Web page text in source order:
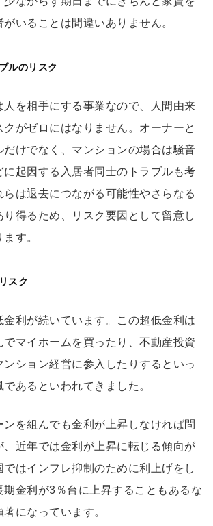
いることは間違いありません。
ルのリスク
人を相手にする事業なので、人間由来
がゼロにはなりません。オーナーと
だけでなく、マンションの場合は騒音
に起因する入居者同士のトラブルも考
らは退去につながる可能性やさらなる
り得るため、リスク要因として留意し
す。
スク
金利が続いています。この超低金利は
マイホームを買ったり、不動産投資
ンション経営に参入したりするといっ
あるといわれてきました。
を組んでも金利が上昇しなければ問
、近年では金利が上昇に転じる傾向が
ではインフレ抑制のために利上げをし
期金利が3％台に上昇することもあるな
になっています。